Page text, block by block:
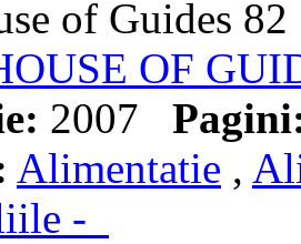
of Guides 82
OF
2007
Alimentatie ,
-